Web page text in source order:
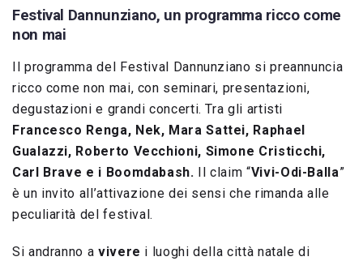
Festival Dannunziano, un programma ricco come
non mai
Il programma del Festival Dannunziano si preannuncia
ricco come non mai, con seminari, presentazioni,
degustazioni e grandi concerti. Tra gli artisti
Francesco Renga, Nek, Mara Sattei, Raphael
Gualazzi, Roberto Vecchioni, Simone Cristicchi,
Carl Brave e i Boomdabash. Il claim “Vivi-Odi-Balla”
è un invito all’attivazione dei sensi che rimanda alle
peculiarità del festival.
Si andranno a vivere i luoghi della città natale di